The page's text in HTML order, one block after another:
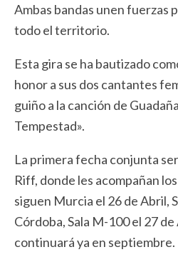
Ambas bandas unen fuerzas
todo el territorio.
Esta gira se ha bautizado
honor a sus dos cantantes
guiño a la canción de
Tempestad».
La primera fecha conjunta
Riff, donde les acompañan
siguen Murcia el 26 de Abril,
Córdoba, Sala M-100 el 27
continuará ya en septiembre.